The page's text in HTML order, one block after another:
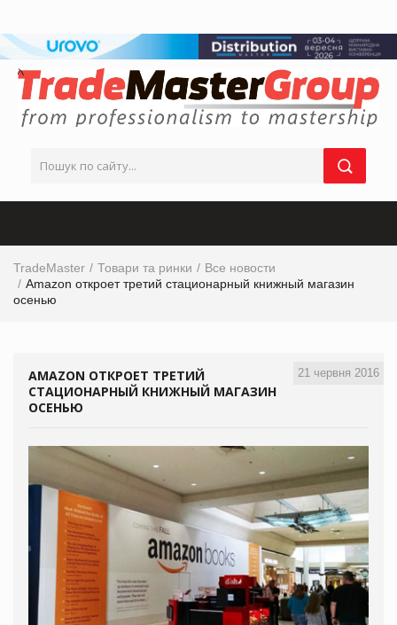
TradeMaster Товари та ринки
Все новости
Amazon откроет третий стационарный книжный магазин
осенью
21 червня 2016
AMAZON ОТКРОЕТ ТРЕТИЙ
СТАЦИОНАРНЫЙ КНИЖНЫЙ МАГАЗИН
ОСЕНЬЮ